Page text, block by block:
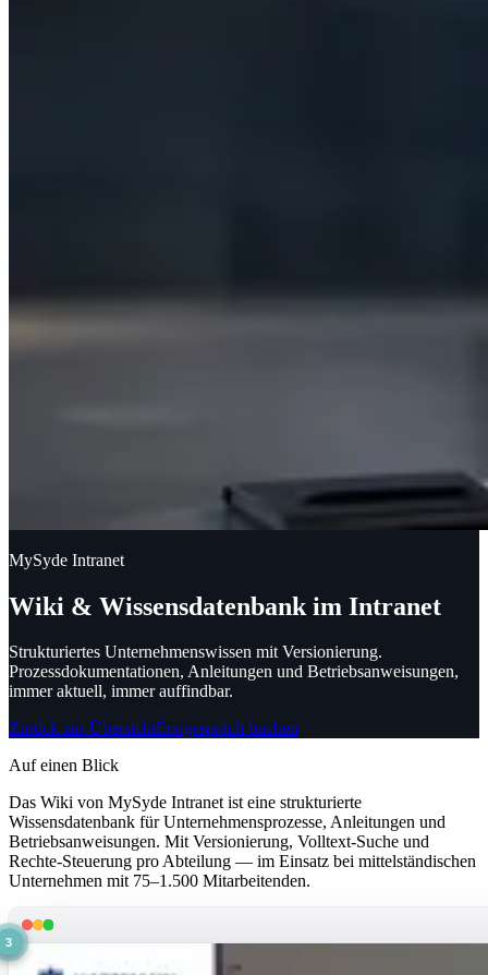
MySyde Intranet
Wiki & Wissensdatenbank im Intranet
Strukturiertes Unternehmenswissen mit Versionierung.
Prozessdokumentationen, Anleitungen und Betriebsanweisungen,
immer aktuell, immer auffindbar.
Zurück zur ÜbersichtErstgespräch buchen
Auf einen Blick
Das Wiki von MySyde Intranet ist eine strukturierte
Wissensdatenbank für Unternehmensprozesse, Anleitungen und
Betriebsanweisungen. Mit Versionierung, Volltext-Suche und
Rechte-Steuerung pro Abteilung — im Einsatz bei mittelständischen
Unternehmen mit 75–1.500 Mitarbeitenden.
1
2
3